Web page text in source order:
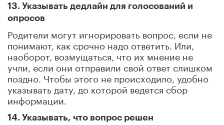
13. Указывать дедлайн для голосований и
опросов
Родители могут игнорировать вопрос, если не
понимают, как срочно надо ответить. Или,
наоборот, возмущаться, что их мнение не
учли, если они отправили свой ответ слишком
поздно. Чтобы этого не происходило, удобно
указывать дату, до которой ведется сбор
информации.
14. Указывать, что вопрос решен